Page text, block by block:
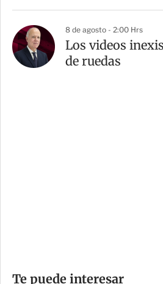
8 de agosto - 2:00 Hrs
Los videos
de ruedas